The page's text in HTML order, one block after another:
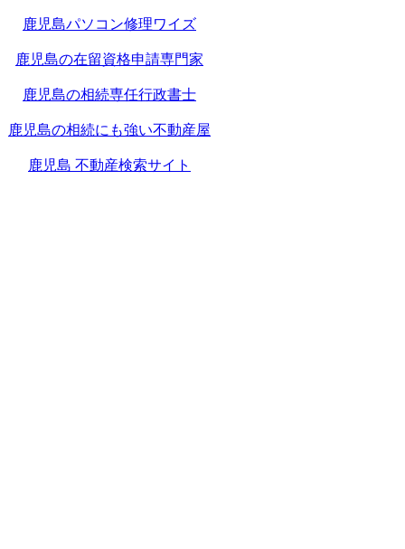
鹿児島パソコン修理ワイズ
鹿児島の在留資格申請専門家
鹿児島の相続専任行政書士
鹿児島の相続にも強い不動産屋
鹿児島 不動産検索サイト